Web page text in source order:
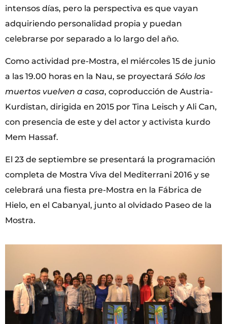
intensos días, pero la perspectiva es que vayan
adquiriendo personalidad propia y puedan
celebrarse por separado a lo largo del año.
Como actividad pre-Mostra, el miércoles 15 de junio
a las 19.00 horas en la Nau, se proyectará Sólo los
muertos vuelven a casa, coproducción de Austria-
Kurdistan, dirigida en 2015 por Tina Leisch y Ali Can,
con presencia de este y del actor y activista kurdo
Mem Hassaf.
El 23 de septiembre se presentará la programación
completa de Mostra Viva del Mediterrani 2016 y se
celebrará una fiesta pre-Mostra en la Fábrica de
Hielo, en el Cabanyal, junto al olvidado Paseo de la
Mostra.